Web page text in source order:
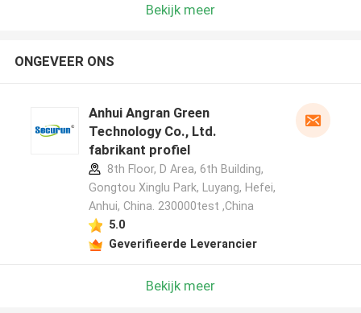
Bekijk meer
ONGEVEER ONS
Anhui Angran Green
Technology Co., Ltd.
fabrikant profiel
8th Floor, D Area, 6th Building,
Gongtou Xinglu Park, Luyang, Hefei,
Anhui, China. 230000test ,China
5.0
Geverifieerde Leverancier
Bekijk meer